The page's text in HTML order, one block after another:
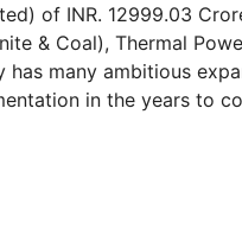
of INR. 12999.03
& Coal), Thermal
many ambitious
in the years to